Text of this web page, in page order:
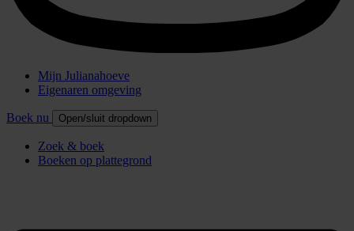
Mijn Julianahoeve
Eigenaren omgeving
Boek nu Open/sluit dropdown
Zoek & boek
Boeken op plattegrond